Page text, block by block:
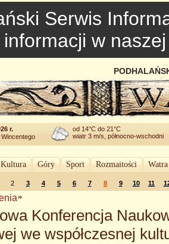
Serwis
informacji w
r.
Wincentego
od 14°C do 21°C
wiatr 3 m/s, północno-wschodni
Kultura Góry Sport Rozmaitości
2 3 4 5 6 7 8 9 10 11
Konferencja
we współczesnej